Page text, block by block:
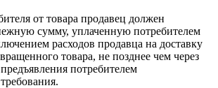
от товара продавец должен
сумму, уплаченную потребителем
расходов продавца на доставку
товара, не позднее чем через
потребителем